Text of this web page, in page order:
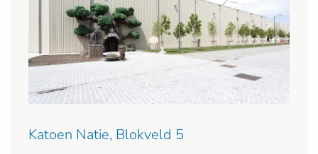
Katoen Natie, Blokveld 5